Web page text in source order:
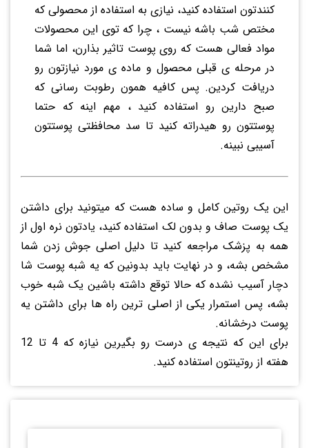
کنندتون استفاده کنید، نیازی به استفاده از محصولی که
مختص شب باشه نیست ، چرا که توی این محصولات
مواد فعالی هست که روی پوست تاثیر بذارن، اما شما
در مرحله ی قبلی محصول و ماده ی مورد نیازتون رو
دریافت کردین. پس کافیه همون رطوبت رسانی که
صبح دارین رو استفاده کنید ، مهم اینه که حتما
پوستتون رو هیدراته کنید تا سد محافظتی پوستتون
آسیبی نبینه.
این یک روتین کامل و ساده هست که میتونید برای داشتن
یک پوست صاف و بدون لک استفاده کنید، یادتون نره اول از
همه به پزشک مراجعه کنید تا دلیل اصلی جوش زدن شما
مشخص بشه، و در نهایت باید بدونین که یه شبه پوست شا
دچار آسیب نشده که حالا توقع داشته باشین یک شبه خوب
بشه، پس استمرار یکی از اصلی ترین راه ها برای داشتن یه
پوست درخشانه.
برای این که نتیجه ی درست رو بگیرین نیازه که 4 تا 12
هفته از روتینتون استفاده کنید.